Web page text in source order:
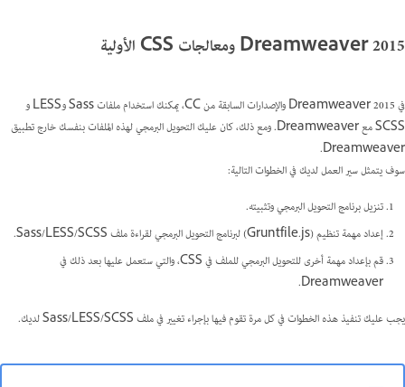
Dreamweaver 2015 ومعالجات CSS الأولية
في Dreamweaver 2015 والإصدارات السابقة من CC، يمكنك استخدام ملفات Sass وLESS و
SCSS مع Dreamweaver. ومع ذلك، كان عليك التحويل البرمجي لهذه الملفات بنفسك خارج تطبيق
Dreamweaver.
سوف يتمثل سير العمل لديك في الخطوات التالية:
تنزيل برنامج التحويل البرمجي وتثبيته.
إعداد مهمة تنظيم (Gruntfile.js) لبرنامج التحويل البرمجي لقراءة ملف Sass/LESS/SCSS.
قم بإعداد مهمة أخرى للتحويل البرمجي للملف في CSS، والتي ستعمل عليها بعد ذلك في
Dreamweaver.
يجب عليك تنفيذ هذه الخطوات في كل مرة تقوم فيها بإجراء تغيير في ملف Sass/LESS/SCSS لديك.